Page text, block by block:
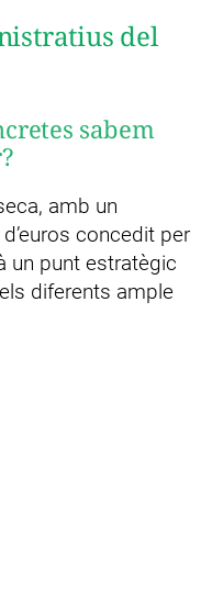
del
sabem
amb un
concedit per
un punt estratègic
diferents ample